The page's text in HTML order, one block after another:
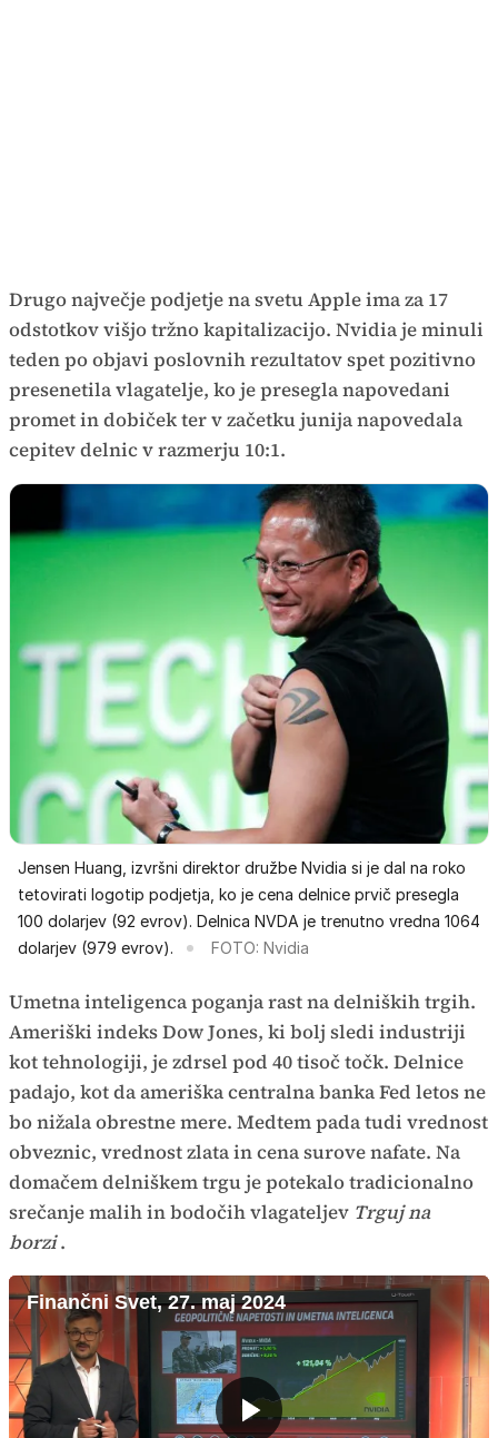
Drugo največje podjetje na svetu Apple ima za 17
odstotkov višjo tržno kapitalizacijo. Nvidia je minuli
teden po objavi poslovnih rezultatov spet pozitivno
presenetila vlagatelje, ko je presegla napovedani
promet in dobiček ter v začetku junija napovedala
cepitev delnic v razmerju 10:1.
Jensen Huang, izvršni direktor družbe Nvidia si je dal na roko
tetovirati logotip podjetja, ko je cena delnice prvič presegla
100 dolarjev (92 evrov). Delnica NVDA je trenutno vredna 1064
dolarjev (979 evrov).
FOTO: Nvidia
Umetna inteligenca poganja rast na delniških trgih.
Ameriški indeks Dow Jones, ki bolj sledi industriji
kot tehnologiji, je zdrsel pod 40 tisoč točk. Delnice
padajo, kot da ameriška centralna banka Fed letos ne
bo nižala obrestne mere. Medtem pada tudi vrednost
obveznic, vrednost zlata in cena surove nafate. Na
domačem delniškem trgu je potekalo tradicionalno
srečanje malih in bodočih vlagateljev Trguj na
borzi.
Finančni Svet, 27. maj 2024